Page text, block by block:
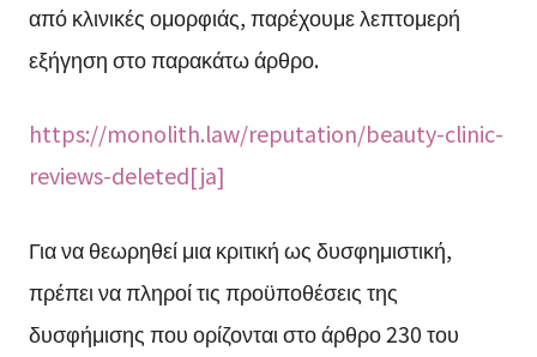
από κλινικές ομορφιάς, παρέχουμε λεπτομερή
εξήγηση στο παρακάτω άρθρο.
https://monolith.law/reputation/beauty-clinic-
reviews-deleted[ja]
Για να θεωρηθεί μια κριτική ως δυσφημιστική,
πρέπει να πληροί τις προϋποθέσεις της
δυσφήμισης που ορίζονται στο άρθρο 230 του